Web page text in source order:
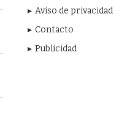
Aviso de privacidad
Contacto
Publicidad